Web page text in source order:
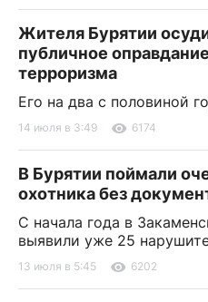
Жителя Бурятии
публичное оправдание
терроризма
Его на два с половиной
14 июля в 3:49 6174
В Бурятии поймали
охотника без
С начала года в
выявили уже 25
13 июля в 5:45 6202